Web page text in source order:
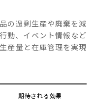
の過剰生産や廃棄を減
動、イベント情報など
産量と在庫管理を実現
期待される効果